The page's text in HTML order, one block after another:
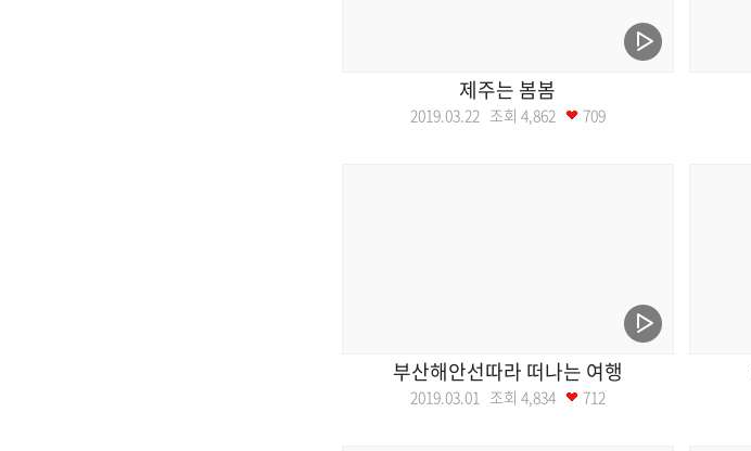
제주는 봄봄
2019.03.22 조회 4,862 709
부산해안선따라 떠나는 여행
2019.03.01 조회 4,834 712